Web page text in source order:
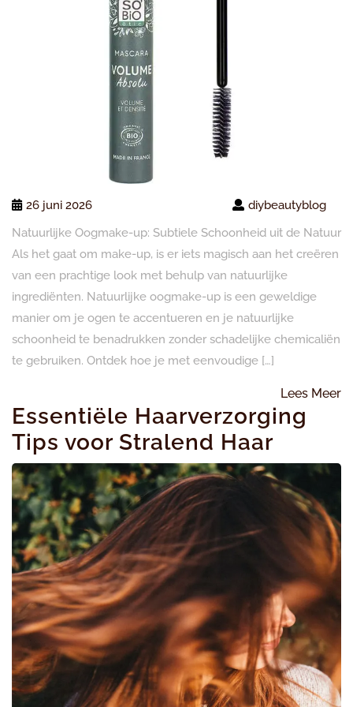
26 juni 2026
diybeautyblog
Natuurlijke Oogmake-up: Subtiele Schoonheid uit de Natuur
Als het gaat om make-up, is er iets magisch aan het creëren
van een prachtige look met behulp van natuurlijke
ingrediënten. Natuurlijke oogmake-up is een geweldige
manier om je ogen te accentueren en je natuurlijke
schoonheid te benadrukken zonder schadelijke chemicaliën
te gebruiken. Ontdek hoe je met eenvoudige […]
Lees Meer
Essentiële Haarverzorging
Tips voor Stralend Haar